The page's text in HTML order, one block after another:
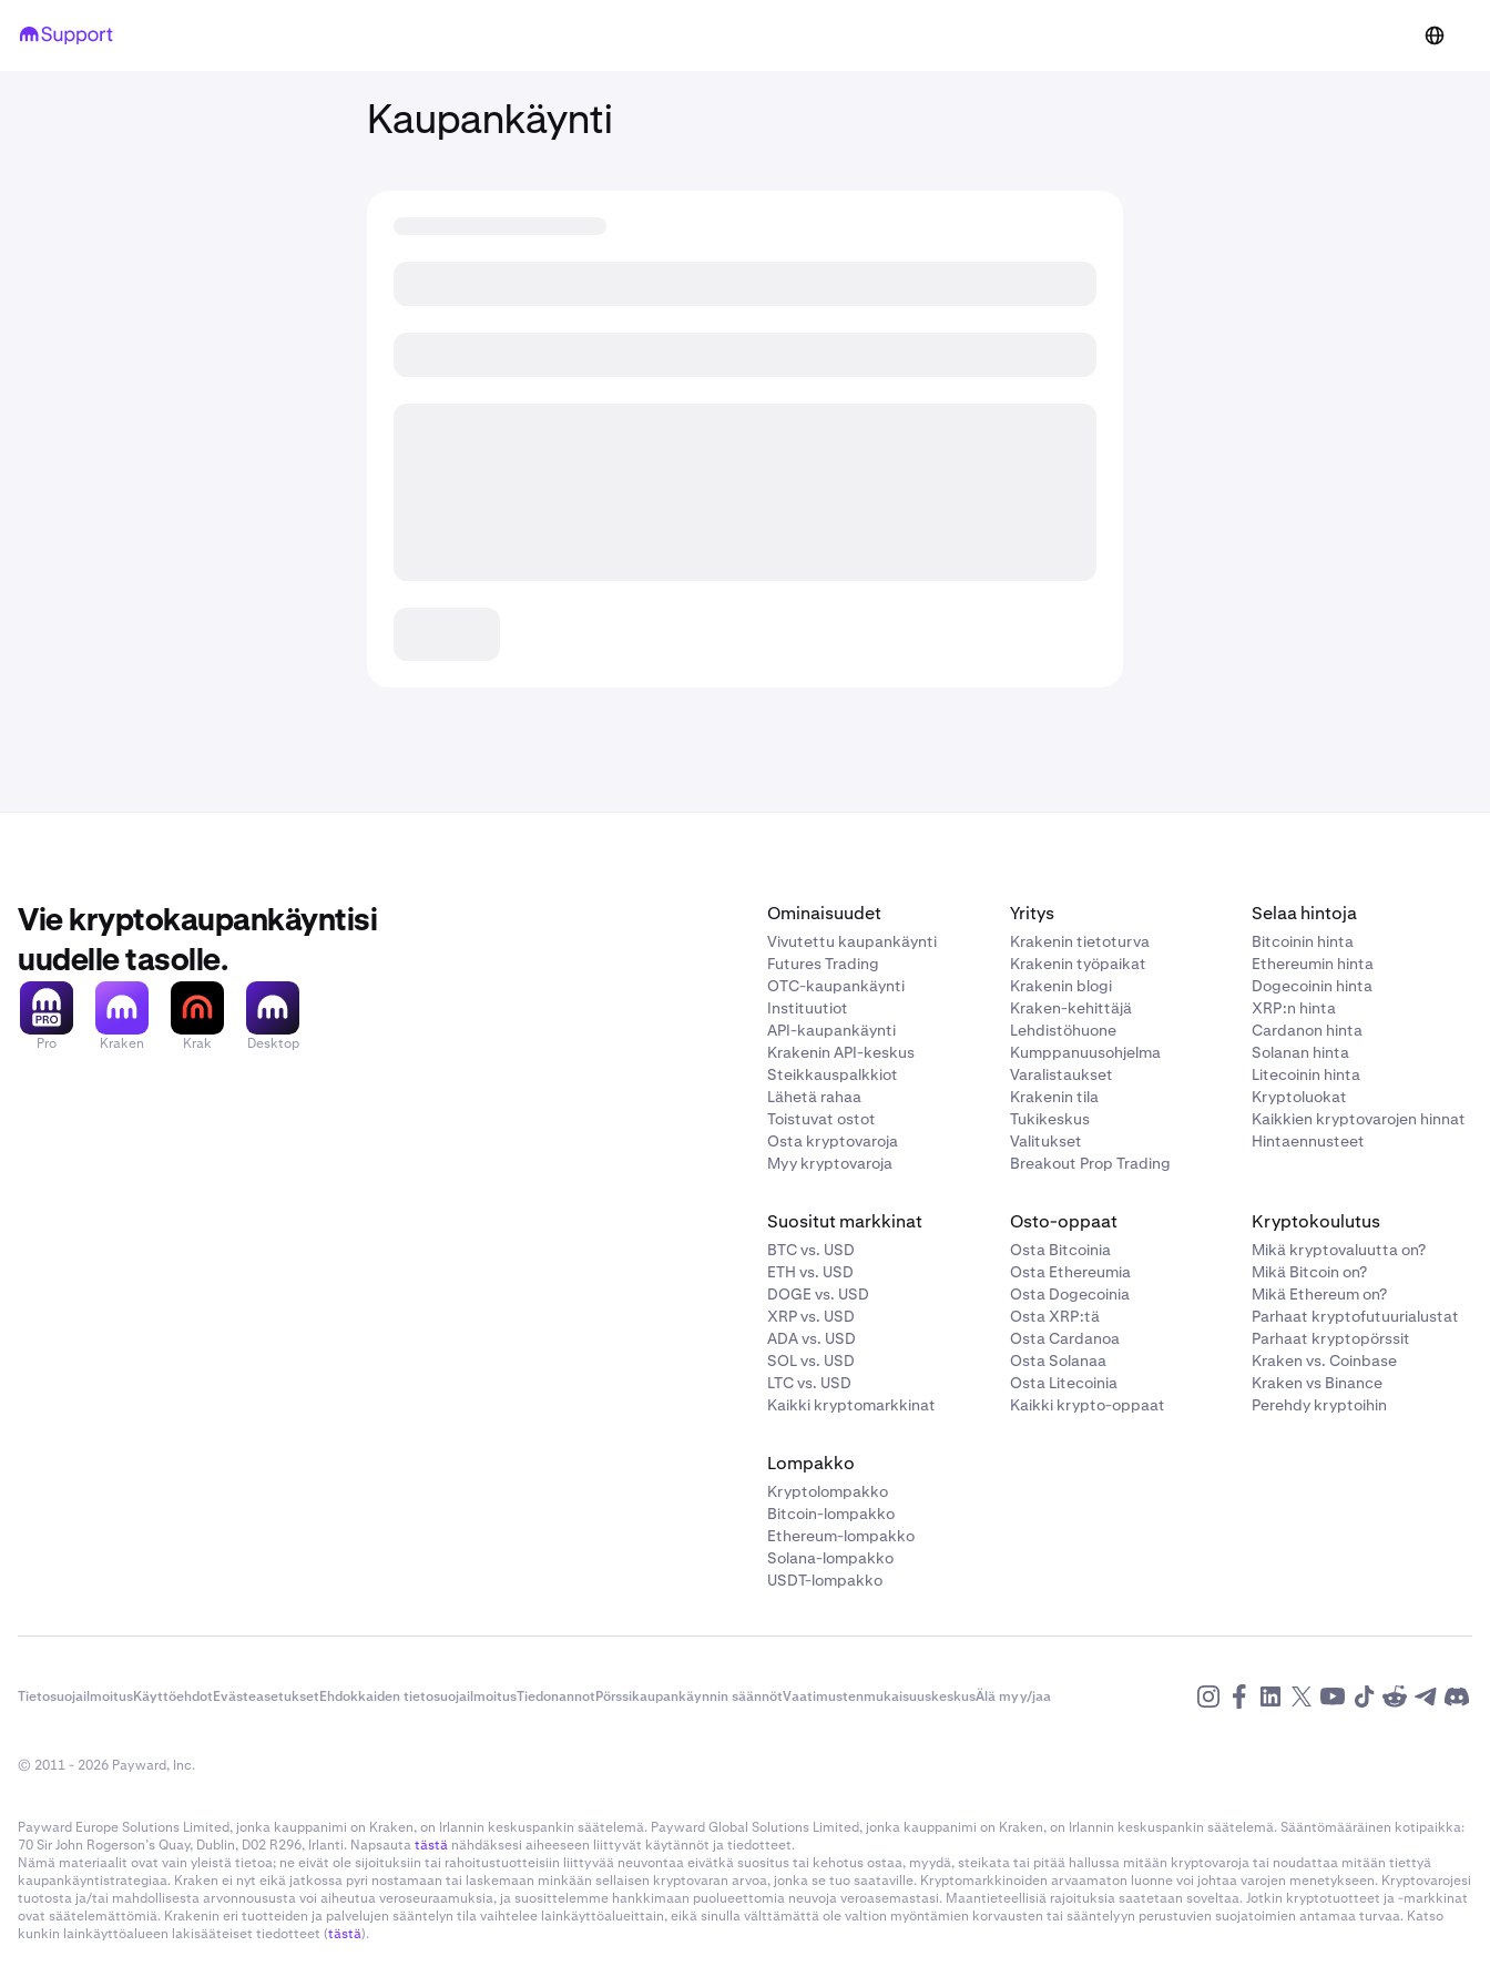
Kaupankäynti
Vie kryptokaupankäyntisi
uudelle tasolle.
Pro Kraken Krak Desktop
Ominaisuudet
Vivutettu kaupankäynti
Futures Trading
OTC-kaupankäynti
Instituutiot
API-kaupankäynti
Krakenin API-keskus
Steikkauspalkkiot
Lähetä rahaa
Toistuvat ostot
Osta kryptovaroja
Myy kryptovaroja
Yritys
Krakenin tietoturva
Krakenin työpaikat
Krakenin blogi
Kraken-kehittäjä
Lehdistöhuone
Kumppanuusohjelma
Varalistaukset
Krakenin tila
Tukikeskus
Valitukset
Breakout Prop Trading
Selaa hintoja
Bitcoinin hinta
Ethereumin hinta
Dogecoinin hinta
XRP:n hinta
Cardanon hinta
Solanan hinta
Litecoinin hinta
Kryptoluokat
Kaikkien kryptovarojen hinnat
Hintaennusteet
Suositut markkinat
BTC vs. USD
ETH vs. USD
DOGE vs. USD
XRP vs. USD
ADA vs. USD
SOL vs. USD
LTC vs. USD
Kaikki kryptomarkkinat
Osto-oppaat
Osta Bitcoinia
Osta Ethereumia
Osta Dogecoinia
Osta XRP:tä
Osta Cardanoa
Osta Solanaa
Osta Litecoinia
Kaikki krypto-oppaat
Kryptokoulutus
Mikä kryptovaluutta on?
Mikä Bitcoin on?
Mikä Ethereum on?
Parhaat kryptofutuurialustat
Parhaat kryptopörssit
Kraken vs. Coinbase
Kraken vs Binance
Perehdy kryptoihin
Lompakko
Kryptolompakko
Bitcoin-lompakko
Ethereum-lompakko
Solana-lompakko
USDT-lompakko
TietosuojailmoitusKäyttöehdotEvästeasetuksetEhdokkaiden tietosuojailmoitusTiedonannotPörssikaupankäynnin säännötVaatimustenmukaisuuskeskusÄlä myy/jaa
© 2011 - 2026 Payward, Inc.
Payward Europe Solutions Limited, jonka kauppanimi on Kraken, on Irlannin keskuspankin säätelemä. Payward Global Solutions Limited, jonka kauppanimi on Kraken, on Irlannin keskuspankin säätelemä. Sääntömääräinen kotipaikka:
70 Sir John Rogerson’s Quay, Dublin, D02 R296, Irlanti. Napsautatästä nähdäksesi aiheeseen liittyvät käytännöt ja tiedotteet.
Nämä materiaalit ovat vain yleistä tietoa; ne eivät ole sijoituksiin tai rahoitustuotteisiin liittyvää neuvontaa eivätkä suositus tai kehotus ostaa, myydä, steikata tai pitää hallussa mitään kryptovaroja tai noudattaa mitään tiettyä
kaupankäyntistrategiaa. Kraken ei nyt eikä jatkossa pyri nostamaan tai laskemaan minkään sellaisen kryptovaran arvoa, jonka se tuo saataville. Kryptomarkkinoiden arvaamaton luonne voi johtaa varojen menetykseen. Kryptovarojesi
tuotosta ja/tai mahdollisesta arvonnoususta voi aiheutua veroseuraamuksia, ja suosittelemme hankkimaan puolueettomia neuvoja veroasemastasi. Maantieteellisiä rajoituksia saatetaan soveltaa. Jotkin kryptotuotteet ja -markkinat
ovat säätelemättömiä. Krakenin eri tuotteiden ja palvelujen sääntelyn tila vaihtelee lainkäyttöalueittain, eikä sinulla välttämättä ole valtion myöntämien korvausten tai sääntelyyn perustuvien suojatoimien antamaa turvaa. Katso
kunkin lainkäyttöalueen lakisääteiset tiedotteet (tästä).